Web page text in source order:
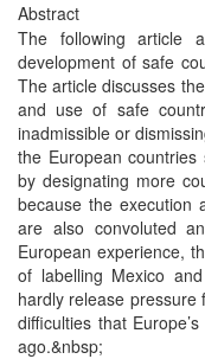
Abstract
The following article
development of safe
The article discusses
and use of safe
inadmissible or
the European
by designating more
because the execution
are also convoluted
European experience,
of labelling Mexico
hardly release
difficulties that
ago.&nbsp;